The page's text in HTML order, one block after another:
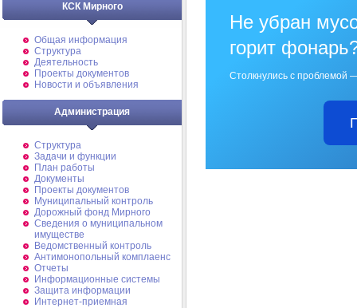
КСК Мирного
Общая информация
Структура
Деятельность
Проекты документов
Новости и объявления
Администрация
Структура
Задачи и функции
План работы
Документы
Проекты документов
Муниципальный контроль
Дорожный фонд Мирного
Cведения о муниципальном
имуществе
Ведомственный контроль
Антимонопольный комплаенс
Отчеты
Информационные системы
Защита информации
Интернет-приемная
Не убран
горит
Столкнулись с проблемой